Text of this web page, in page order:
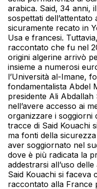
arabica. Said, 34 anni,
sospettati
sicuramente recato in
Usa e francesi.
raccontato che fu nel
origini algerine arrivò
insieme a numerosi
l’Università al-Imane,
fondamentalista Abdel
presidente Ali Abdallah
nell’avere accesso ai
organizzare i soggiorni
tracce di Said Kouachi
ma fonti della
aver soggiornato nel
dove è più radicata la
addestrarsi all’uso
Said Kouachi si faceva
raccontato alla France